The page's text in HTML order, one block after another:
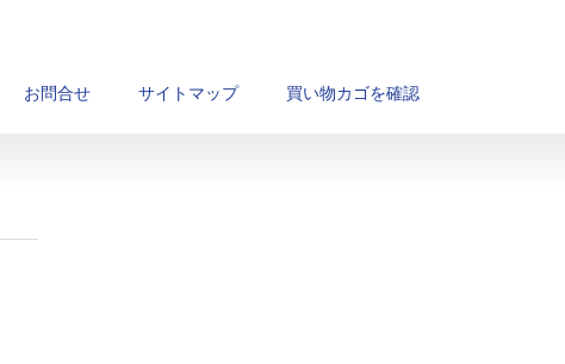
お問合せ サイトマップ 買い物カゴを確認